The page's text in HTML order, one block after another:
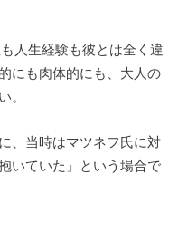
人生経験も彼とは全く違
にも肉体的にも、大人の
。
、当時はマツネフ氏に対
いていた」という場合で